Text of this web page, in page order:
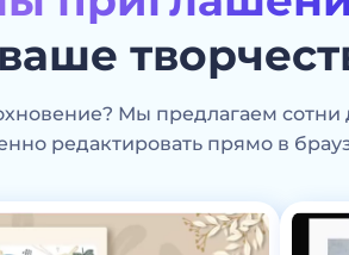
Мы предлагаем сотни
редактировать прямо в